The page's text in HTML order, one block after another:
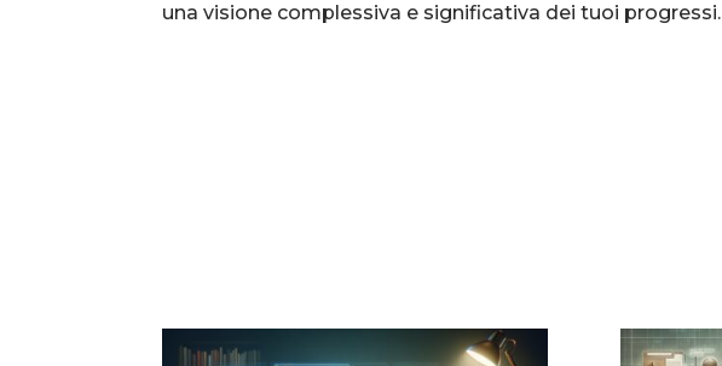
una visione complessiva e significativa dei tuoi progressi.